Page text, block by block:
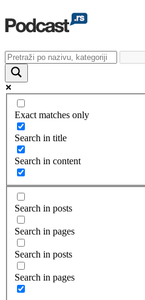
Exact matches only
Search in title
Search in content
Search in posts
Search in pages
Search in posts
Search in pages